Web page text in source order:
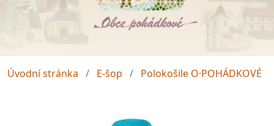
Úvodní stránka E-šop Polokošile O·POHÁDKOVÉ